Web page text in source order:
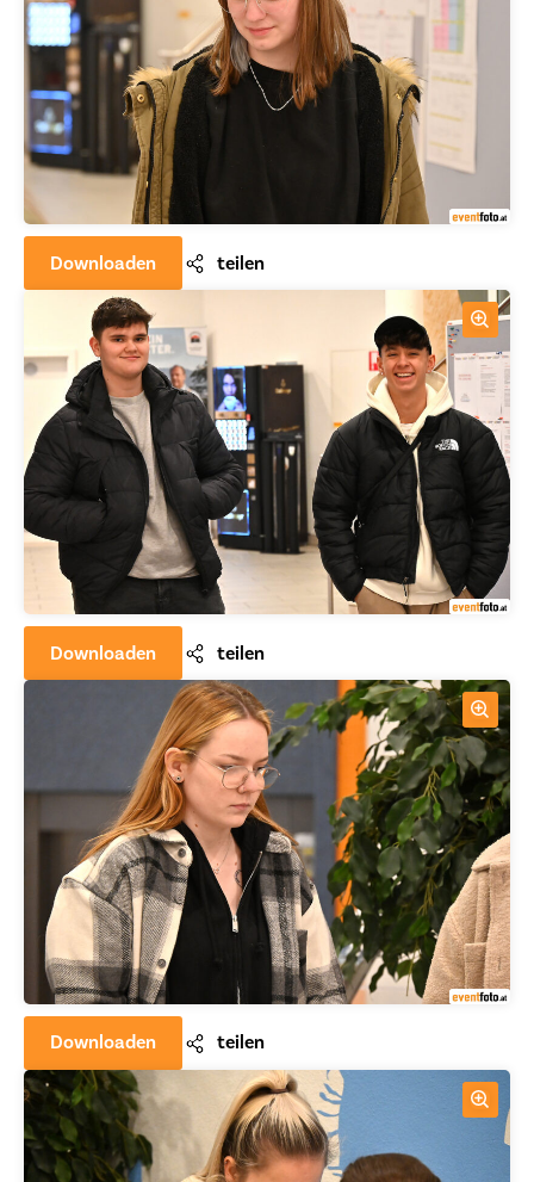
Downloaden teilen
Downloaden teilen
Downloaden teilen